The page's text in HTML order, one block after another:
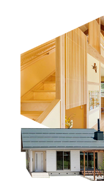
は役務の購入、その
様を識別できる情報
・当社または提携ポ
情報
・電話や電子メー
ビス提供者に質問、
サービス評価などを
情報
システム利用、ア
得される情報